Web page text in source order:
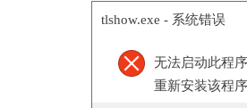
tlshow.exe - 系统错误
无法启动此程
重新安装该程